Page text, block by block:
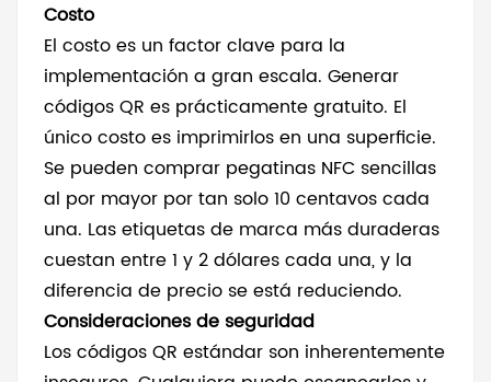
Costo
El costo es un factor clave para la
implementación a gran escala. Generar
códigos QR es prácticamente gratuito. El
único costo es imprimirlos en una superficie.
Se pueden comprar pegatinas NFC sencillas
al por mayor por tan solo 10 centavos cada
una. Las etiquetas de marca más duraderas
cuestan entre 1 y 2 dólares cada una, y la
diferencia de precio se está reduciendo.
Consideraciones de seguridad
Los códigos QR estándar son inherentemente